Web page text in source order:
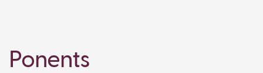
Ponents